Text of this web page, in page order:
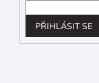
PŘIHLÁSIT SE